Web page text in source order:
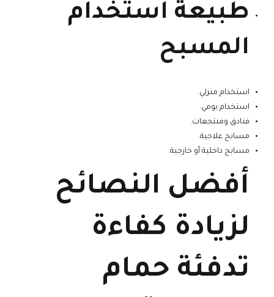
طبيعة استخدام
المسبح
استخدام منزلي.
استخدام يومي.
فنادق ومنتجعات.
مسابح علاجية.
مسابح داخلية أو خارجية.
أفضل النصائح
لزيادة كفاءة
تدفئة حمام